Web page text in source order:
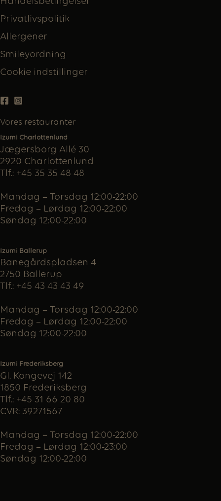
Privatlivspolitik
Allergener
Smileyordning
Cookie indstillinger
Vores restauranter
Izumi Charlottenlund
Jægersborg Allé 30
2920 Charlottenlund
Tlf.: +45 35 35 48 48
Mandag – Torsdag 12:00-22:00
Fredag – Lørdag 12:00-22:00
Søndag 12:00-22:00
Izumi Ballerup
Banegårdspladsen 4
2750 Ballerup
Tlf.: +45 43 43 43 49
Mandag – Torsdag 12:00-22:00
Fredag – Lørdag 12:00-22:00
Søndag 12:00-22:00
Izumi Frederiksberg
Gl. Kongevej 142
1850 Frederiksberg
Tlf.: +45 31 66 20 80
CVR: 39271567
Mandag – Torsdag 12:00-22:00
Fredag – Lørdag 12:00-23:00
Søndag 12:00-22:00